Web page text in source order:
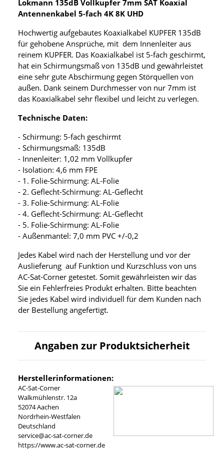
Lokmann 135dB Vollkupfer 7mm SAT Koaxial
Antennenkabel 5-fach 4K 8K UHD
Hochwertig aufgebautes Koaxialkabel KUPFER 135dB
für gehobene Ansprüche, mit dem Innenleiter aus
reinem KUPFER. Das Koaxialkabel ist 5-fach geschirmt,
hat ein Schirmungsmaß von 135dB und gewährleistet
eine sehr gute Abschirmung gegen Störquellen von
außen. Dank seinem Durchmesser von nur 7mm ist
das Koaxialkabel sehr flexibel und leicht zu verlegen.
Technische Daten:
- Schirmung: 5-fach geschirmt
- Schirmungsmaß: 135dB
- Innenleiter: 1,02 mm Vollkupfer
- Isolation: 4,6 mm FPE
- 1. Folie-Schirmung: AL-Folie
- 2. Geflecht-Schirmung: AL-Geflecht
- 3. Folie-Schirmung: AL-Folie
- 4. Geflecht-Schirmung: AL-Geflecht
- 5. Folie-Schirmung: AL-Folie
- Außenmantel: 7,0 mm PVC +/-0,2
Jedes Kabel wird nach der Herstellung und vor der
Auslieferung auf Funktion und Kurzschluss von uns
AC-Sat-Corner getestet. Somit gewährleisten wir das
Sie ein Fehlerfreies Produkt erhalten. Bitte beachten
Sie jedes Kabel wird individuell für dem Kunden nach
der Bestellung angefertigt.
Angaben zur Produktsicherheit
Herstellerinformationen:
AC-Sat-Corner
Walkmühlenstr. 12a
52074 Aachen
Nordrhein-Westfalen
Deutschland
service@ac-sat-corner.de
https://www.ac-sat-corner.de